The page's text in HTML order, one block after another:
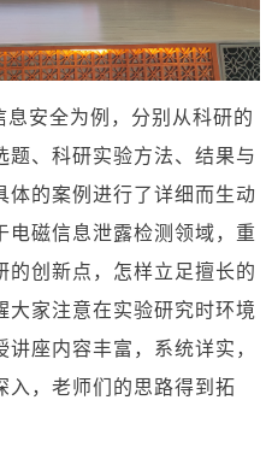
安全为例，分别从科研的
题、科研实验方法、结果与
体的案例进行了详细而生动
电磁信息泄露检测领域，重
的创新点，怎样立足擅长的
大家注意在实验研究时环境
座内容丰富，系统详实，
入，老师们的思路得到拓